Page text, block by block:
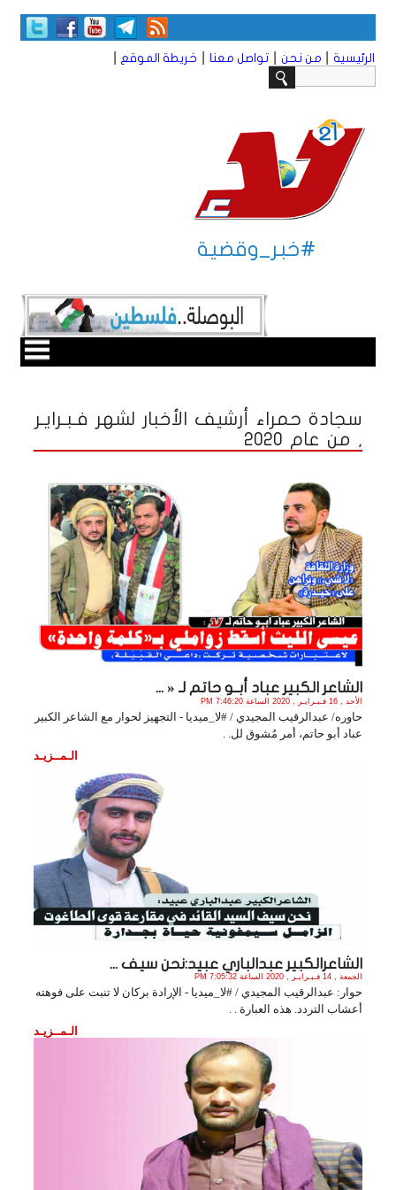
الرئيسية من نحن تواصل معنا خريطة الموقع
#خبر_وقضية
سجادة حمراء أرشيف الأخبار لشهر فـبـرايـر
, من عام 2020
الشاعر الكبير عباد أبــو حاتم لـ « ...
الأحد , 16 فـبـرايـر , 2020 الساعة 7:46:20 PM
حاوره/ عبدالرقيب المجيدي / #لا_ميديا - التجهيز لحوار مع الشاعر الكبير
عباد أبو حاتم، أمر مُشوق لل. .
الـمــزيـد
الشاعرالكبير عبدالباري عبيد:نحن سيف ...
الجمعة , 14 فـبـرايـر , 2020 الساعة 7:05:32 PM
حوار: عبدالرقيب المجيدي / #لا_ميديا - الإرادة بركان لا تنبت على فوهته
أعشاب التردد. هذه العبارة . .
الـمــزيـد